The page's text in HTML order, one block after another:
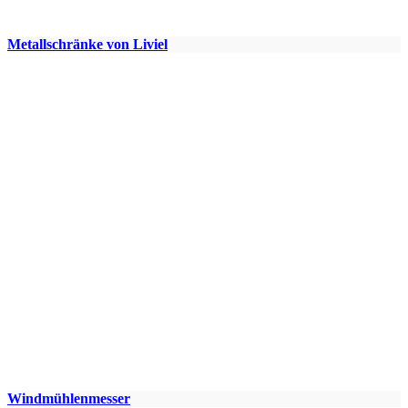
Metallschränke von Liviel
Windmühlenmesser